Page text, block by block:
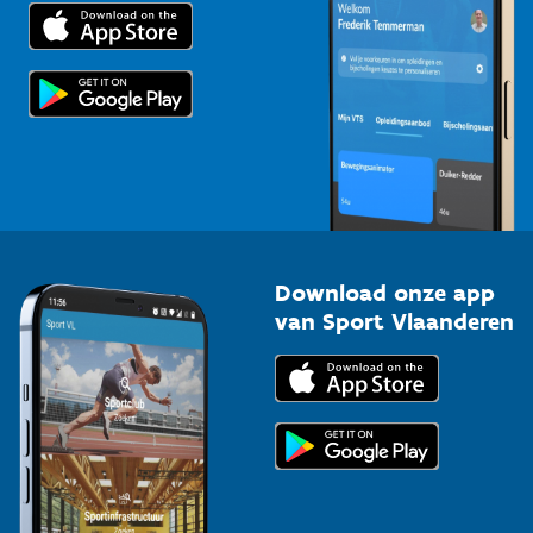
Trainers en begeleiders
Topsporters
Voor de pers
Download onze app
van Sport Vlaanderen